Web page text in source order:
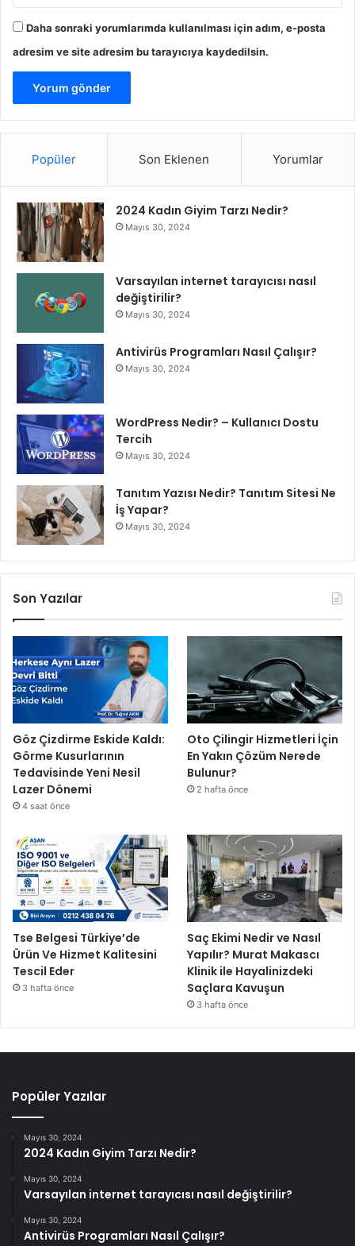
ı
İ
i
n
l
k
T
a
s
K
u
Daha sonraki yorumlarımda kullanılması için adım, e-posta
adresim ve site adresim bu tarayıcıya kaydedilsin.
Popüler Son Eklenen Yorumlar
2024 Kadın Giyim Tarzı Nedir?
Mayıs 30, 2024
Varsayılan internet tarayıcısı nasıl
değiştirilir?
Mayıs 30, 2024
Antivirüs Programları Nasıl Çalışır?
Mayıs 30, 2024
WordPress Nedir? – Kullanıcı Dostu
Tercih
Mayıs 30, 2024
Tanıtım Yazısı Nedir? Tanıtım Sitesi Ne
İş Yapar?
Mayıs 30, 2024
Son Yazılar
Göz Çizdirme Eskide Kaldı:
Görme Kusurlarının
Tedavisinde Yeni Nesil
Lazer Dönemi
4 saat önce
Oto Çilingir Hizmetleri İçin
En Yakın Çözüm Nerede
Bulunur?
2 hafta önce
Tse Belgesi Türkiye’de
Ürün Ve Hizmet Kalitesini
Tescil Eder
3 hafta önce
Saç Ekimi Nedir ve Nasıl
Yapılır? Murat Makascı
Klinik ile Hayalinizdeki
Saçlara Kavuşun
3 hafta önce
Popüler Yazılar
Mayıs 30, 2024
2024 Kadın Giyim Tarzı Nedir?
Mayıs 30, 2024
Varsayılan internet tarayıcısı nasıl değiştirilir?
Mayıs 30, 2024
Antivirüs Programları Nasıl Çalışır?